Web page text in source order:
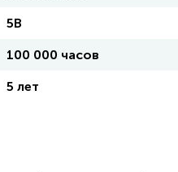
5В
100 000 часов
5 лет